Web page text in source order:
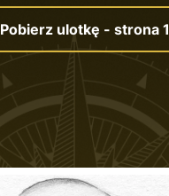
Pobierz ulotkę - strona 1